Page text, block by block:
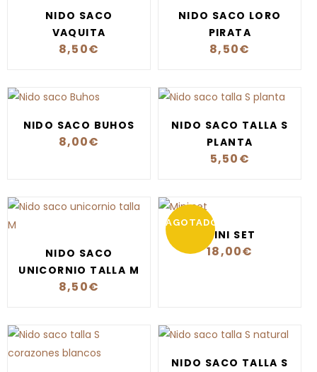
NIDO SACO
VAQUITA
8,50€
NIDO SACO LORO
PIRATA
8,50€
NIDO SACO BUHOS
8,00€
NIDO SACO TALLA S
PLANTA
5,50€
NIDO SACO
UNICORNIO TALLA M
8,50€
AGOTADO
MINI SET
18,00€
NIDO SACO TALLA S